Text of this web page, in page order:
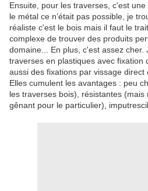
Ensuite, pour les traverses, c'est
le métal ce n’était pas possible, je
réaliste c'est le bois mais il faut le
complexe de trouver des produits
domaine... En plus, c'est assez cher.
traverses en plastiques avec fixation
aussi des fixations par vissage direct
Elles cumulent les avantages : peu
les traverses bois), résistantes
gênant pour le particulier),